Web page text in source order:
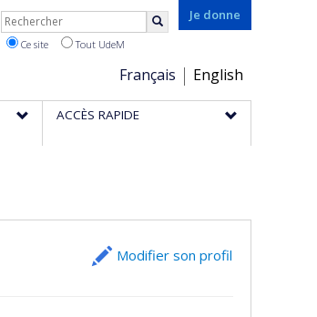
Je donne
Choix
de
la
Français English
Rechercher
Ce site Tout UdeM
ACCÈS RAPIDE
Modifier son profil